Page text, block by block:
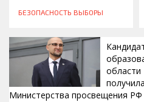
БЕЗОПАСНОСТЬ ВЫБОРЫ
области
Министерства просвещения РФ